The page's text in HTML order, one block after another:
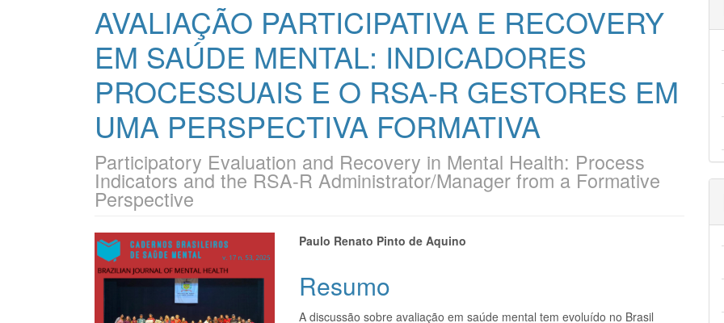
AVALIAÇÃO PARTICIPATIVA E RECOVERY
EM SAÚDE MENTAL: INDICADORES
PROCESSUAIS E O RSA-R GESTORES EM
UMA PERSPECTIVA FORMATIVA
Participatory Evaluation and Recovery in Mental Health: Process
Indicators and the RSA-R Administrator/Manager from a Formative
Perspective
Barra
lateral
Conteúdo
do
artigo
Paulo Renato Pinto de Aquino
Resumo
A discussão sobre avaliação em saúde mental tem evoluído no Brasil